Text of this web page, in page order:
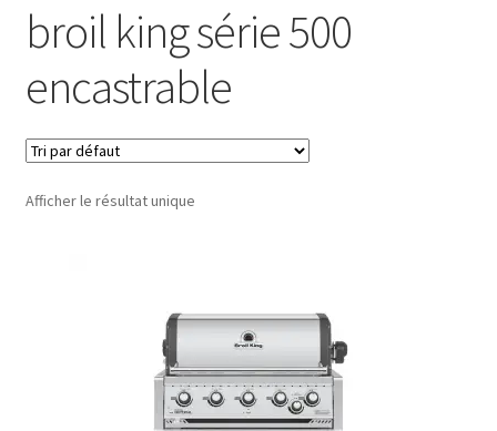
broil king série 500
encastrable
Afficher le résultat unique